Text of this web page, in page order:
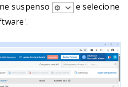
suspenso
e selecione